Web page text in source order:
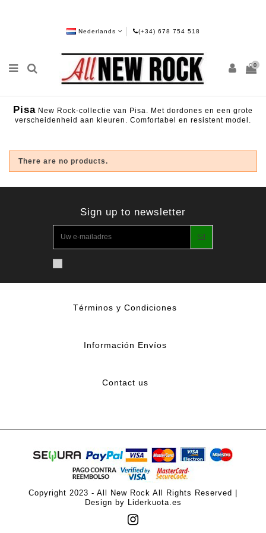
Nederlands (+34) 678 754 518
0
Pisa New Rock-collectie van Pisa. Met dordones en een grote
verscheidenheid aan kleuren. Comfortabel en resistent model.
There are no products.
Sign up to newsletter
Términos y Condiciones
Información Envíos
Contact us
Copyright 2023 - All New Rock All Rights Reserved |
Design by Liderkuota.es